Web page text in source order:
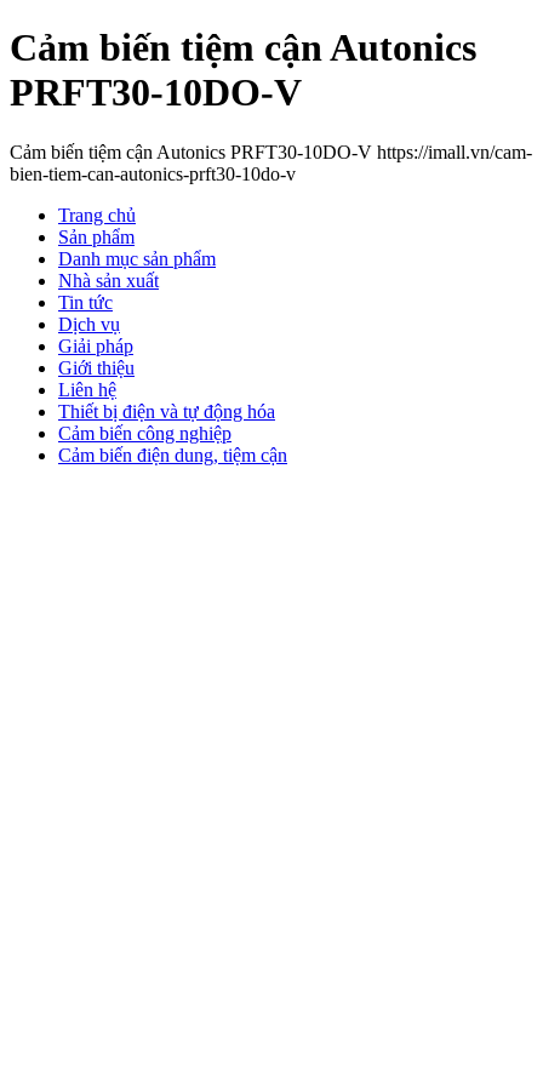
Cảm biến tiệm cận Autonics
PRFT30-10DO-V
Cảm biến tiệm cận Autonics PRFT30-10DO-V https://imall.vn/cam-
bien-tiem-can-autonics-prft30-10do-v
Trang chủ
Sản phẩm
Danh mục sản phẩm
Nhà sản xuất
Tin tức
Dịch vụ
Giải pháp
Giới thiệu
Liên hệ
Thiết bị điện và tự động hóa
Cảm biến công nghiệp
Cảm biến điện dung, tiệm cận